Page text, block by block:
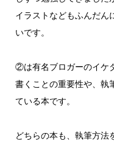
イラストなどもふんだん
いです。
②は有名ブロガーのイケ
書くことの重要性や、執
ている本です。
どちらの本も、執筆方法